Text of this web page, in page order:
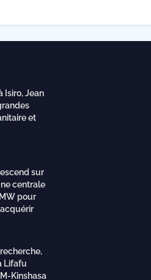
Isiro, Jean
et
sur
centrale
pour
Lifafu
Kinshasa